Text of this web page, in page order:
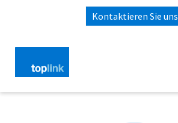
Kontaktieren Sie uns